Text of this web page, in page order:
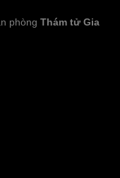
phòng Thám tử Gia